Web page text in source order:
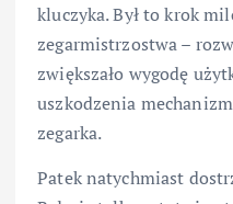
kluczyka. Był to krok
zegarmistrzostwa –
zwiększało wygodę
uszkodzenia
zegarka.
Patek natychmiast